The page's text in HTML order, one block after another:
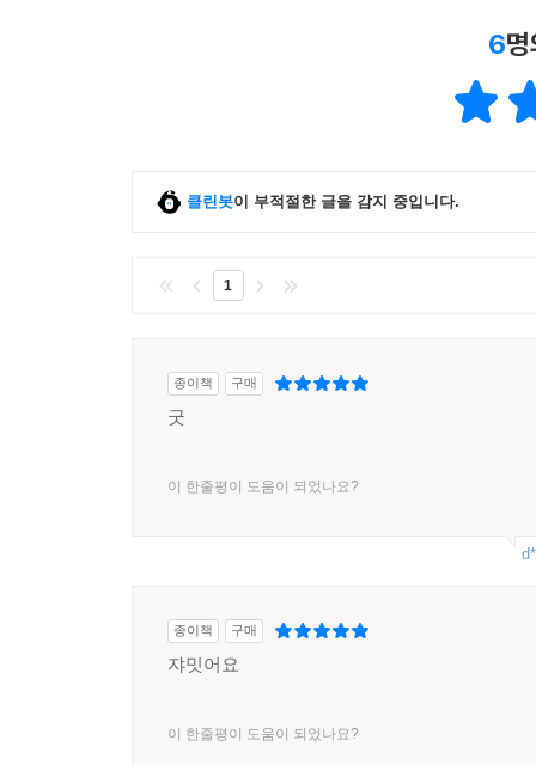
6
클린봇이 부적절한 글을 감지 중입니다.
1
종이책 구매
굿
이 한줄평이 도움이 되었나요?
종이책 구매
쟈밋어요
이 한줄평이 도움이 되었나요?